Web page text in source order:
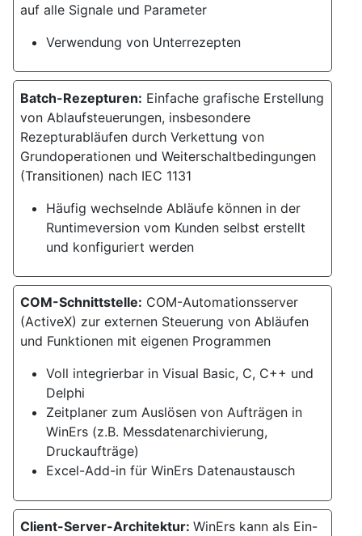
auf alle Signale und Parameter
Verwendung von Unterrezepten
Batch-Rezepturen: Einfache grafische Erstellung
von Ablaufsteuerungen, insbesondere
Rezepturabläufen durch Verkettung von
Grundoperationen und Weiterschaltbedingungen
(Transitionen) nach IEC 1131
Häufig wechselnde Abläufe können in der
Runtimeversion vom Kunden selbst erstellt
und konfiguriert werden
COM-Schnittstelle: COM-Automationsserver
(ActiveX) zur externen Steuerung von Abläufen
und Funktionen mit eigenen Programmen
Voll integrierbar in Visual Basic, C, C++ und
Delphi
Zeitplaner zum Auslösen von Aufträgen in
WinErs (z.B. Messdatenarchivierung,
Druckaufträge)
Excel-Add-in für WinErs Datenaustausch
Client-Server-Architektur:WinErs kann als Ein-